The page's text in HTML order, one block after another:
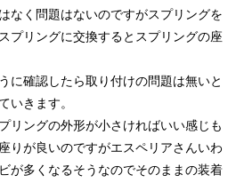
なく問題はないのですがスプリングを
プリングに交換するとスプリングの座
に確認したら取り付けの問題は無いと
いきます。
リングの外形が小さければいい感じも
りが良いのですがエスペリアさんいわ
が多くなるそうなのでそのままの装着